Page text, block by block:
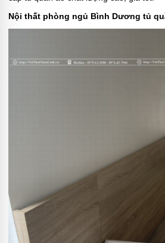
Nội thất phòng ngủ Bình Dương tủ